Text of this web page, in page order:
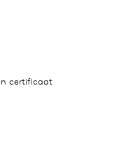
certificaat